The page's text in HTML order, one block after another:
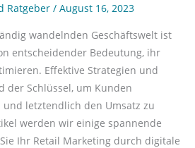
Ratgeber / August 16, 2023
wandelnden Geschäftswelt ist
entscheidender Bedeutung, ihr
Effektive Strategien und
der Schlüssel, um Kunden
letztendlich den Umsatz zu
werden wir einige spannende
Ihr Retail Marketing durch digitale